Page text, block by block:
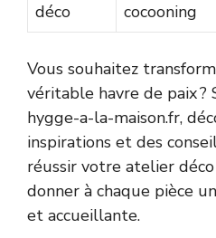
déco
cocooning
Vous souhaitez
véritable havre de paix ?
hygge-a-la-maison.fr,
inspirations et des
réussir votre atelier
donner à chaque pièce
et accueillante.